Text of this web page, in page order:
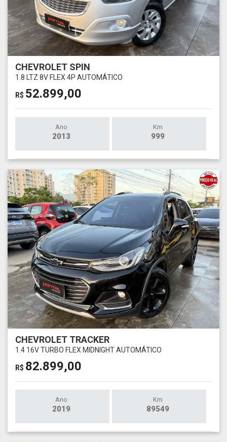
CHEVROLET SPIN
1.8 LTZ 8V FLEX 4P AUTOMÁTICO
R$ 52.899,00
Ano
2013
Km
999
CHEVROLET TRACKER
1.4 16V TURBO FLEX MIDNIGHT AUTOMÁTICO
R$ 82.899,00
Ano
2019
Km
89549